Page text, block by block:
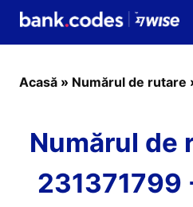
Acasă » Numărul de rutare
Numărul de
231371799